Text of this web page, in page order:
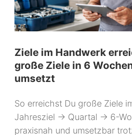
Ziele im Handwerk
große Ziele in 6
umsetzt
So erreichst Du große Ziele
Jahresziel → Quartal → 6-
praxisnah und umsetzbar